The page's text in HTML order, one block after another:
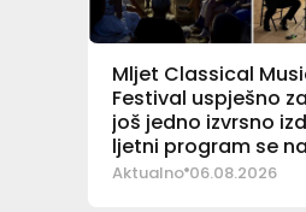
Mljet Classical
Festival uspješno
još jedno izvrsno
ljetni program se
Aktualno 06.08.2026